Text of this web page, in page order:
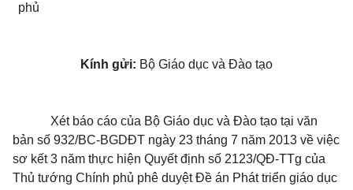
phủ
Kính gửi: Bộ Giáo dục và Đào tạo
Xét báo cáo của Bộ Giáo dục và Đào tạo tại văn
bản số 932/BC-BGDĐT ngày 23 tháng 7 năm 2013 về việc
sơ kết 3 năm thực hiện Quyết định số 2123/QĐ-TTg của
Thủ tướng Chính phủ phê duyệt Đề án Phát triển giáo dục